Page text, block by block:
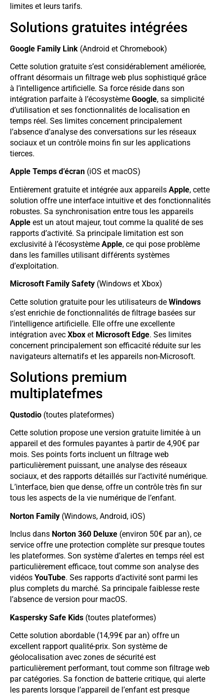
limites et leurs tarifs.
Solutions gratuites intégrées
Google Family Link (Android et Chromebook)
Cette solution gratuite s’est considérablement améliorée,
offrant désormais un filtrage web plus sophistiqué grâce
à l’intelligence artificielle. Sa force réside dans son
intégration parfaite à l’écosystème Google, sa simplicité
d’utilisation et ses fonctionnalités de localisation en
temps réel. Ses limites concernent principalement
l’absence d’analyse des conversations sur les réseaux
sociaux et un contrôle moins fin sur les applications
tierces.
Apple Temps d’écran (iOS et macOS)
Entièrement gratuite et intégrée aux appareils Apple, cette
solution offre une interface intuitive et des fonctionnalités
robustes. Sa synchronisation entre tous les appareils
Apple est un atout majeur, tout comme la qualité de ses
rapports d’activité. Sa principale limitation est son
exclusivité à l’écosystème Apple, ce qui pose problème
dans les familles utilisant différents systèmes
d’exploitation.
Microsoft Family Safety (Windows et Xbox)
Cette solution gratuite pour les utilisateurs de Windows
s’est enrichie de fonctionnalités de filtrage basées sur
l’intelligence artificielle. Elle offre une excellente
intégration avec Xbox et Microsoft Edge. Ses limites
concernent principalement son efficacité réduite sur les
navigateurs alternatifs et les appareils non-Microsoft.
Solutions premium
multiplatefmes
Qustodio (toutes plateformes)
Cette solution propose une version gratuite limitée à un
appareil et des formules payantes à partir de 4,90€ par
mois. Ses points forts incluent un filtrage web
particulièrement puissant, une analyse des réseaux
sociaux, et des rapports détaillés sur l’activité numérique.
L’interface, bien que dense, offre un contrôle très fin sur
tous les aspects de la vie numérique de l’enfant.
Norton Family (Windows, Android, iOS)
Inclus dans Norton 360 Deluxe (environ 50€ par an), ce
service offre une protection complète sur presque toutes
les plateformes. Son système d’alertes en temps réel est
particulièrement efficace, tout comme son analyse des
vidéos YouTube. Ses rapports d’activité sont parmi les
plus complets du marché. Sa principale faiblesse reste
l’absence de version pour macOS.
Kaspersky Safe Kids (toutes plateformes)
Cette solution abordable (14,99€ par an) offre un
excellent rapport qualité-prix. Son système de
géolocalisation avec zones de sécurité est
particulièrement performant, tout comme son filtrage web
par catégories. Sa fonction de batterie critique, qui alerte
les parents lorsque l’appareil de l’enfant est presque